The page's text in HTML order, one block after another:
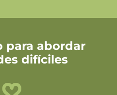
para abordar
difíciles